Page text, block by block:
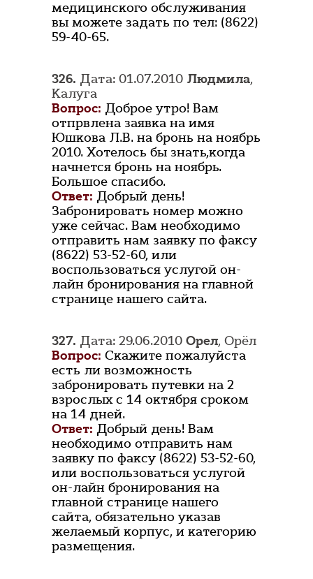
медицинского обслуживания
вы можете задать по тел: (8622)
59-40-65.
326. Дата: 01.07.2010 Людмила,
Калуга
Вопрос: Доброе утро! Вам
отпрвлена заявка на имя
Юшкова Л.В. на бронь на ноябрь
2010. Хотелось бы знать,когда
начнется бронь на ноябрь.
Большое спасибо.
Ответ: Добрый день!
Забронировать номер можно
уже сейчас. Вам необходимо
отправить нам заявку по факсу
(8622) 53-52-60, или
воспользоваться услугой он-
лайн бронирования на главной
странице нашего сайта.
327. Дата: 29.06.2010 Орел, Орёл
Вопрос: Скажите пожалуйста
есть ли возможность
забронировать путевки на 2
взрослых с 14 октября сроком
на 14 дней.
Ответ: Добрый день! Вам
необходимо отправить нам
заявку по факсу (8622) 53-52-60,
или воспользоваться услугой
он-лайн бронирования на
главной странице нашего
сайта, обязательно указав
желаемый корпус, и категорию
размещения.